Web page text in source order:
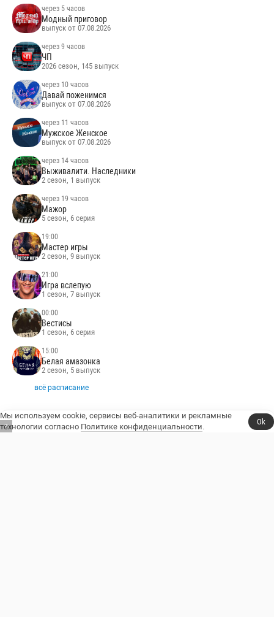
через 5 часов
Модный приговор
выпуск от 07.08.2026
через 9 часов
ЧП
2026 сезон, 145 выпуск
через 10 часов
Давай поженимся
выпуск от 07.08.2026
через 11 часов
Мужское Женское
выпуск от 07.08.2026
через 14 часов
Выживалити. Наследники
2 сезон, 1 выпуск
через 19 часов
Мажор
5 сезон, 6 серия
19:00
Мастер игры
2 сезон, 9 выпуск
21:00
Игра вслепую
1 сезон, 7 выпуск
00:00
Вестисы
1 сезон, 6 серия
15:00
Белая амазонка
2 сезон, 5 выпуск
всё расписание
Мы используем cookie, сервисы веб-аналитики и рекламные
технологии согласно Политике конфиденциальности.
Ok
6